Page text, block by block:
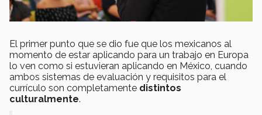
El primer punto que se dio fue que los mexicanos al
momento de estar aplicando para un trabajo en Europa
lo ven como si estuvieran aplicando en México, cuando
ambos sistemas de evaluación y requisitos para el
currículo son completamente distintos
culturalmente.